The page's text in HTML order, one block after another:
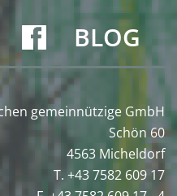
BLOG
gemeinnützige GmbH
Schön 60
4563 Micheldorf
T. +43 7582 609 17